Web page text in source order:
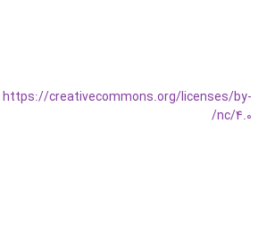
https://creativecommons.org/licenses/by-
nc/4.0/